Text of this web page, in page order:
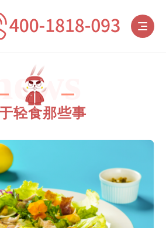
轻食那些事